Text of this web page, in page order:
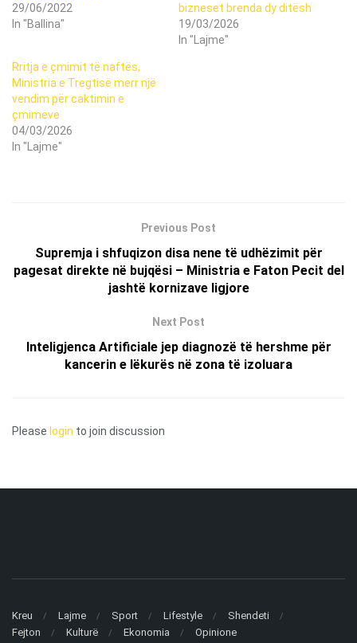
29/06/2022
In "Ballina"
bizneset brenda dy ditësh
19/03/2026
In "Lajme"
Rritja e çmimit të naftës,
Ministria e Tregtisë merr një
vendim për caktimin e
çmimeve
04/03/2026
In "Lajme"
Previous Post
Supremja i shfuqizon disa nene të udhëzimit për
pagesat direkte në bujqësi – Ministria e Faton Pecit del
jashtë kornizave ligjore
Next Post
Inteligjenca Artificiale jep diagnozë të hershme për
kancerin e lëkurës në zona të izoluara
Please login to join discussion
Kreu Lajme Sport Lifestyle
Shendeti
Fejton
Kulturë Ekonomia Opinione